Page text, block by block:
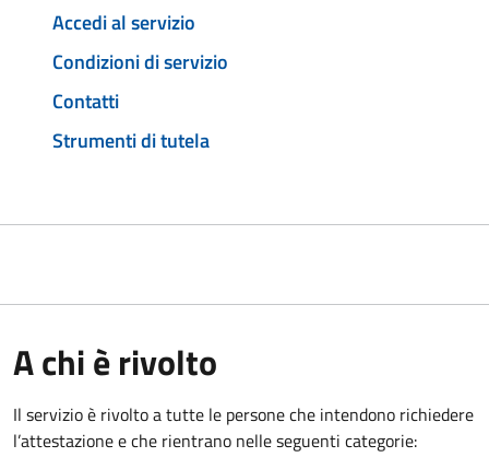
Accedi al servizio
Condizioni di servizio
Contatti
Strumenti di tutela
A chi è rivolto
Il servizio è rivolto a tutte le persone che intendono richiedere
l’attestazione e che rientrano nelle seguenti categorie: